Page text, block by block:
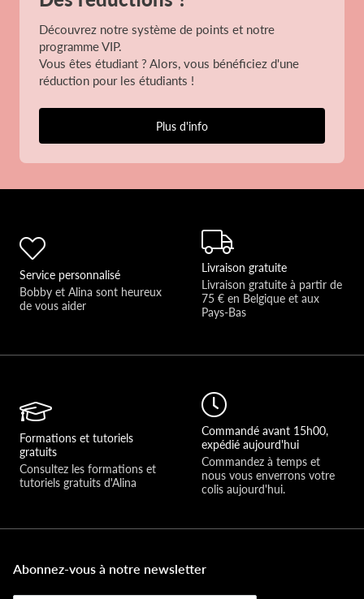
Découvrez notre système de points et notre
programme VIP.
Vous êtes étudiant ? Alors, vous bénéficiez d'une
réduction pour les étudiants !
Plus d'info
Service personnalisé
Bobby et Alina sont heureux
de vous aider
Livraison gratuite
Livraison gratuite à partir de
75 € en Belgique et aux
Pays-Bas
Formations et tutoriels
gratuits
Consultez les formations et
tutoriels gratuits d'Alina
Commandé avant 15h00,
expédié aujourd'hui
Commandez à temps et
nous vous enverrons votre
colis aujourd'hui.
Abonnez-vous à notre newsletter